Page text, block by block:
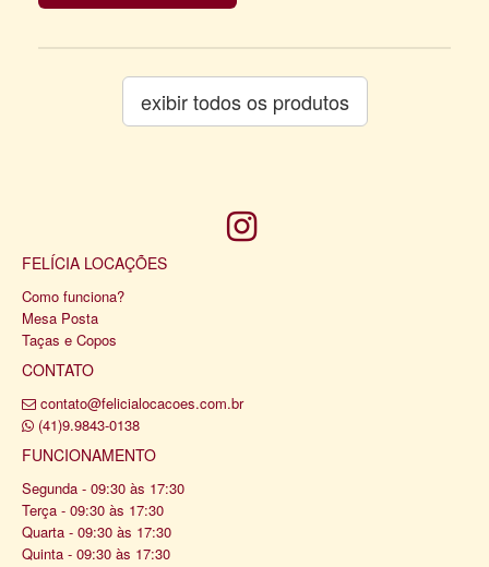
exibir todos os produtos
FELÍCIA LOCAÇÕES
Como funciona?
Mesa Posta
Taças e Copos
CONTATO
contato@felicialocacoes.com.br
(41)9.9843-0138
FUNCIONAMENTO
Segunda - 09:30 às 17:30
Terça - 09:30 às 17:30
Quarta - 09:30 às 17:30
Quinta - 09:30 às 17:30